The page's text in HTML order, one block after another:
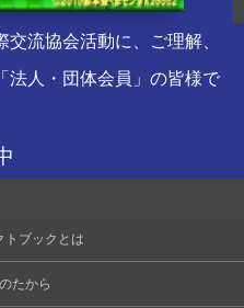
流協会活動に、ご理解、
法人・団体会員」の皆様で
トブックとは
たから